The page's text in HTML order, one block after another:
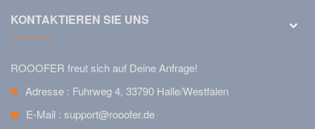
KONTAKTIEREN SIE UNS
ROOOFER freut sich auf Deine Anfrage!
Adresse : Fuhrweg 4, 33790 Halle/Westfalen
E-Mail : support@rooofer.de